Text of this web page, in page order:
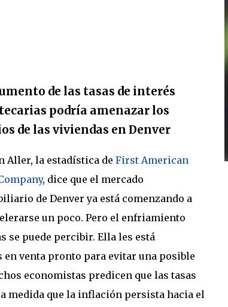
de las tasas de interés
podría amenazar los
de las viviendas en Denver
Aller, la estadística de First American
, dice que el mercado
de Denver ya está comenzando a
un poco. Pero el enfriamiento
se puede percibir. Ella les está
venta pronto para evitar una posible
economistas predicen que las tasas
medida que la inflación persista hacia el